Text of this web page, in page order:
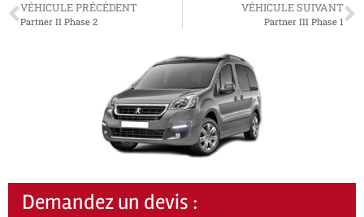
VÉHICULE PRÉCÉDENT
Partner II Phase 2
VÉHICULE SUIVANT
Partner III Phase 1
Demandez un devis :